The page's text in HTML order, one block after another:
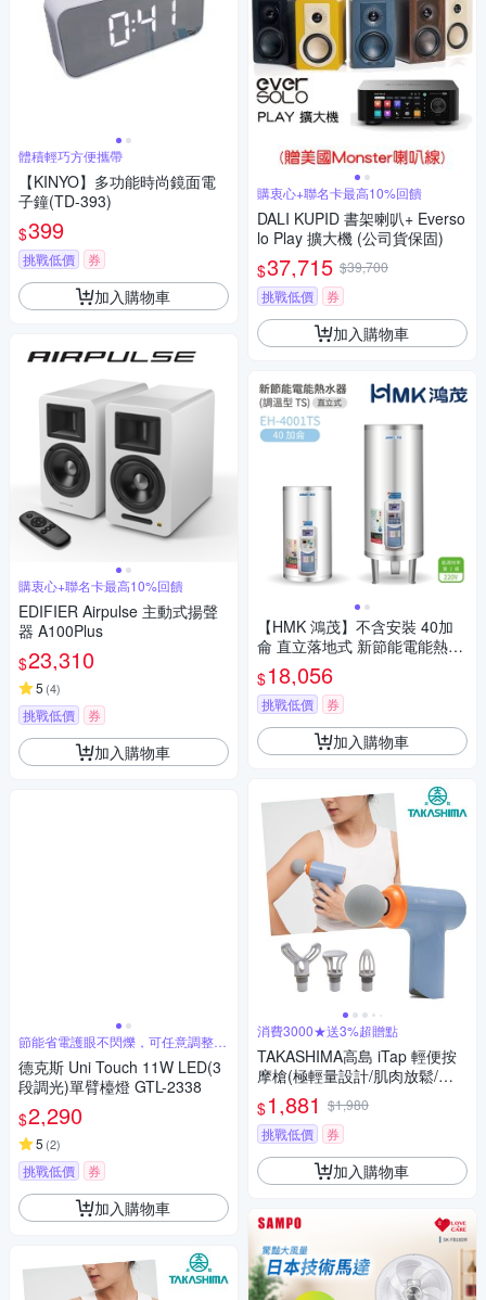
體積輕巧方便攜帶
【KINYO】多功能時尚鏡面電
子鐘(TD-393)
$399
挑戰低價 券
加入購物車
購衷心+聯名卡最高10%回饋
EDIFIER Airpulse 主動式揚聲
器 A100Plus
$23,310
5 (4)
挑戰低價 券
加入購物車
節能省電護眼不閃爍，可任意調整座
夾兩用
德克斯 Uni Touch 11W LED(3
段調光)單臂檯燈 GTL-2338
$2,290
5 (2)
挑戰低價 券
加入購物車
購衷心+聯名卡最高10%回饋
DALI KUPID 書架喇叭+ Everso
lo Play 擴大機 (公司貨保固)
$37,715 $39,700
挑戰低價
券
加入購物車
【HMK 鴻茂】不含安裝 40加
侖 直立落地式 新節能電能熱水
器 調溫型TS(EH-4001TS)
$18,056
挑戰低價 券
加入購物車
消費3000★送3%超贈點
TAKASHIMA高島 iTap 輕便按
摩槍(極輕量設計/肌肉放鬆/運
動後舒緩/筋膜槍/M-1521)
$1,881 $1,980
挑戰低價
券
加入購物車